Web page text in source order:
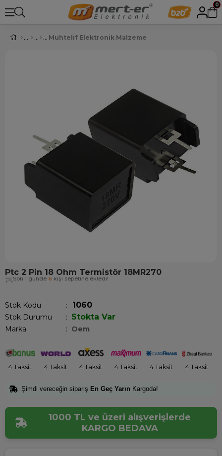
0
Muhtelif Elektronik Malzeme
Ptc 2 Pin 18 Ohm Termistör 18MR270
Son 1 günde 6 kişi sepetine ekledi!
Stok Kodu 1060
Stok Durumu : Stokta Var
Marka : Oem
4 Taksit 4 Taksit 4 Taksit 4 Taksit 4 Taksit 4 Taksit
Şimdi vereceğin sipariş En Geç Yarın Kargoda!
1000 TL ve üzeri alışverişlerde
KARGO BEDAVA